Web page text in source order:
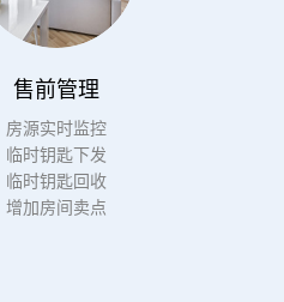
售前管理
房源实时监控
临时钥匙下发
临时钥匙回收
增加房间卖点